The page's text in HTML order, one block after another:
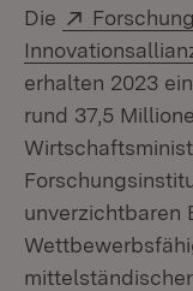
Die Extern:
erhalten 2023
rund 37,5
unverzichtbaren